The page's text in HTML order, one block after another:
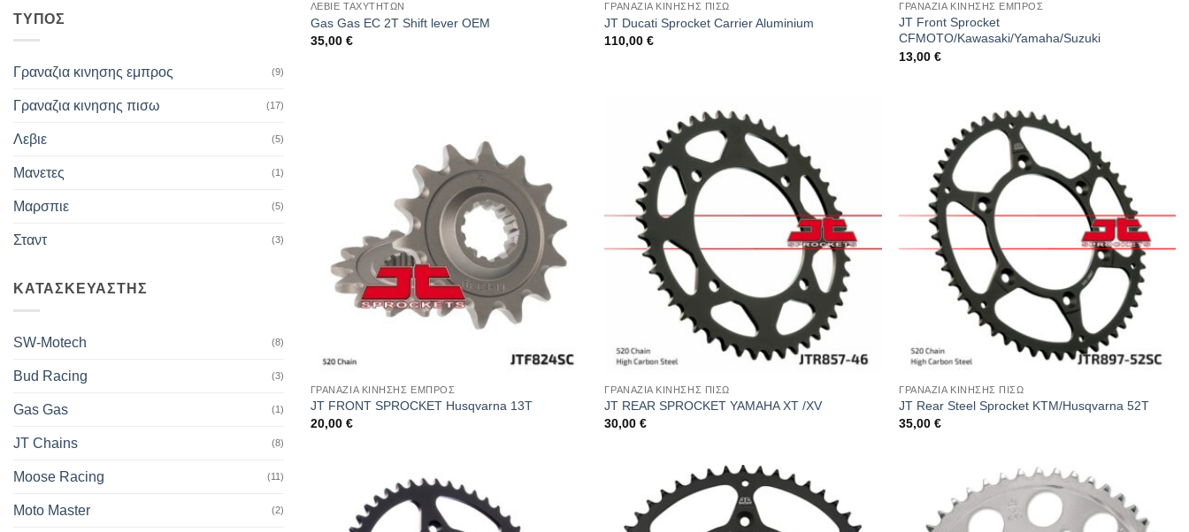
ΤΥΠΟΣ
Γραναζια κινησης εμπρος (9)
Γραναζια κινησης πισω (17)
Λεβιε (5)
Μανετες (1)
Μαρσπιε (5)
Σταντ (3)
ΚΑΤΑΣΚΕΥΑΣΤΗΣ
SW-Motech (8)
Bud Racing (3)
Gas Gas (1)
JT Chains (8)
Moose Racing (11)
Moto Master (2)
ΛΕΒΙΕ ΤΑΧΥΤΗΤΩΝ
Gas Gas EC 2T Shift lever OEM
35,00 €
ΓΡΑΝΑΖΙΑ ΚΙΝΗΣΗΣ ΠΙΣΩ
JT Ducati Sprocket Carrier Aluminium
110,00€
ΓΡΑΝΑΖΙΑ ΚΙΝΗΣΗΣ ΕΜΠΡΟΣ
JT Front Sprocket
CFMOTO/Kawasaki/Yamaha/Suzuki
13,00€
ΓΡΑΝΑΖΙΑ ΚΙΝΗΣΗΣ ΕΜΠΡΟΣ
JT FRONT SPROCKET Husqvarna 13T
20,00 €
ΓΡΑΝΑΖΙΑ ΚΙΝΗΣΗΣ ΠΙΣΩ
JT REAR SPROCKET YAMAHA XT /XV
30,00€
ΓΡΑΝΑΖΙΑ ΚΙΝΗΣΗΣ ΠΙΣΩ
JT Rear Steel Sprocket KTM/Husqvarna 52T
35,00€